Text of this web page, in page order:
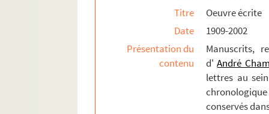
Ms_1154_12. Reconnaissance publique
Ms_1154_13. Papiers personnels
Ms_1154_14. Articles de presse sur
Ms_1154_15. Littérature grise sur Chamson
Ms_1154_16. Dossier iconographique
Ms_1154_17. Oeuvres originales/graphiques
Titre
Oeuvre écrite
Date
1909-2002
Présentation du
contenu
Manuscrits,
d' André
lettres au
conservés